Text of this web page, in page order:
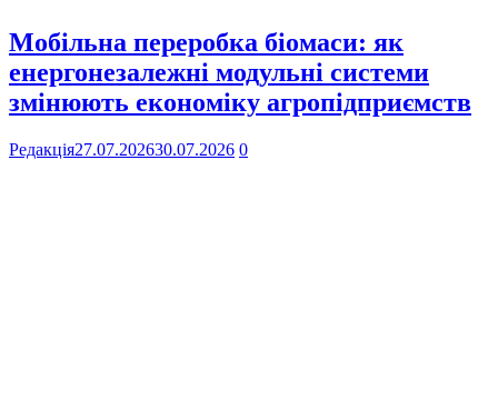
Мобільна переробка біомаси: як
енергонезалежні модульні системи
змінюють економіку агропідприємств
Редакція27.07.202630.07.2026 0